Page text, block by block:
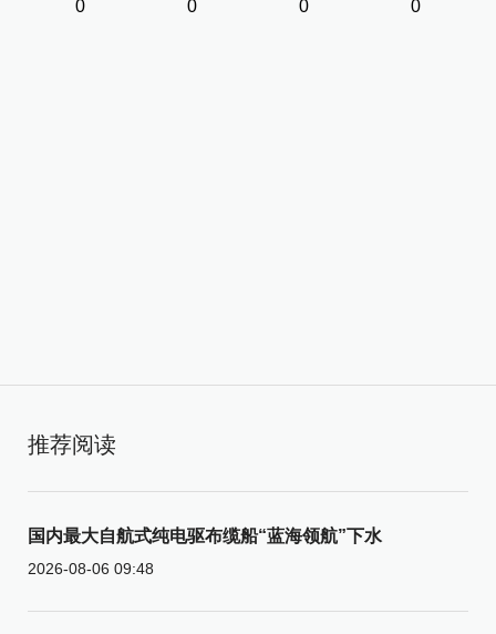
0 0 0 0
推荐阅读
国内最大自航式纯电驱布缆船“蓝海领航”下水
2026-08-06 09:48